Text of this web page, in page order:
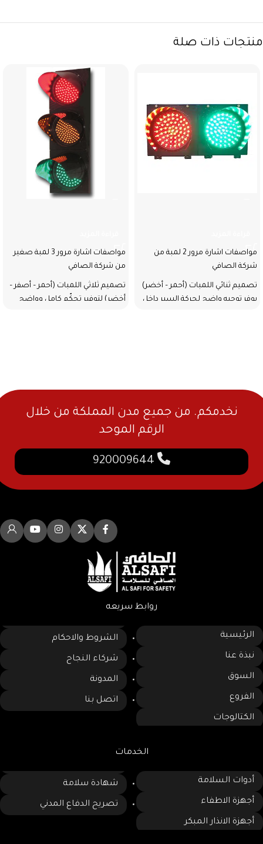
منتجات ذات صلة
مواصفات اشارة مرور 2 لمبة من
شركة الصافي
تصميم ثنائي اللمبات (أحمر – أخضر)
يوفر توجيه واضح لحركة السير داخل
استهلاك منخفض للطاقة وتعمل
بكفاءة لفترات طويلة.
مقاومة للحرارة والغبار والرطوبة مما
والخارجي.
عدسات شفافة عالية الجودة تضمن
انتشار ضوء مثالي ورؤية ممتازة من
مواصفات اشارة مرور 3 لمبة صغير
من شركة الصافي
تصميم ثلاثي اللمبات (أحمر – أصفر –
أخضر) لتوفير تحكّم كامل وواضح
إضاءة LED عالية السطوع تضمن
رؤية واضحة من مسافات بعيدة مع
استهلاك منخفض للطاقة.
هيكل متين وخفيف الوزن مصنوع
من الوضوح.
والرطوبة مما يجعلها مناسبة
للاستخدام الداخلي والخارجي.
سهولة التركيب والتثبيت على
الجدران أو الأعمدة بشكل سريع
نخدمكم. من جميع مدن المملكة من خلال
الرقم الموحد
روابط سريعه
الرئيسية
نبذة عنا
السوق
الفروع
الكتالوجات
الشروط والاحكام
شركاء النجاح
المدونة
اتصل بنا
الخدمات
أدوات السلامة
أجهزة الاطفاء
أجهزة الانذار المبكر
شهادة سلامة
تصريح الدفاع المدني